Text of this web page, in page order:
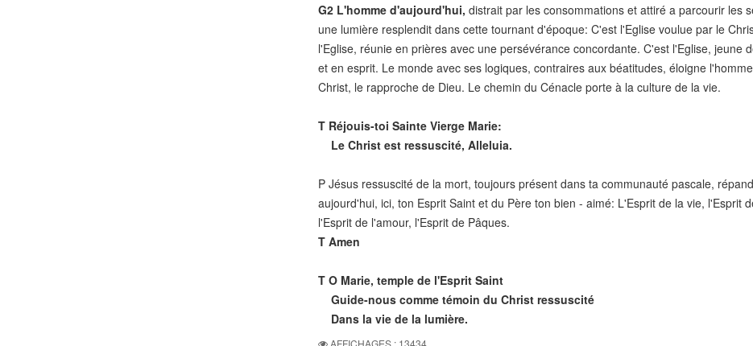
G2L'homme d'aujourd'hui, distrait par les consommations et attiré a parcourir les
une lumière resplendit dans cette tournant d'époque: C'est l'Eglise voulue par le
l'Eglise, réunie en prières avec une persévérance concordante. C'est l'Eglise, jeune
et en esprit. Le monde avec ses logiques, contraires aux béatitudes, éloigne
Christ, le rapproche de Dieu. Le chemin du Cénacle porte à la culture de la vie.
TRéjouis-toi Sainte Vierge Marie:
Le Christ est ressuscité, Alleluia.
P Jésus ressuscité de la mort, toujours présent dans ta communauté pascale,
aujourd'hui, ici, ton Esprit Saint et du Père ton bien - aimé: L'Esprit de la vie, l'Esprit
l'Esprit de l'amour, l'Esprit de Pâques.
TAmen
TO Marie, temple de l'Esprit Saint
Guide-nous comme témoin du Christ ressuscité
Dans la vie de la lumière.
AFFICHAGES : 13434